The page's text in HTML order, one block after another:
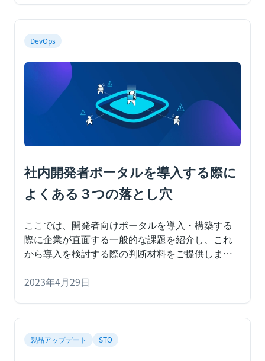
DevOps
社内開発者ポータルを導入する際に
よくある３つの落とし穴
ここでは、開発者向けポータルを導入・構築する
際に企業が直面する一般的な課題を紹介し、これ
から導入を検討する際の判断材料をご提供しま
する際に企業が直面する一般的な課題を紹介し、
2023年4月29日
製品アップデート STO